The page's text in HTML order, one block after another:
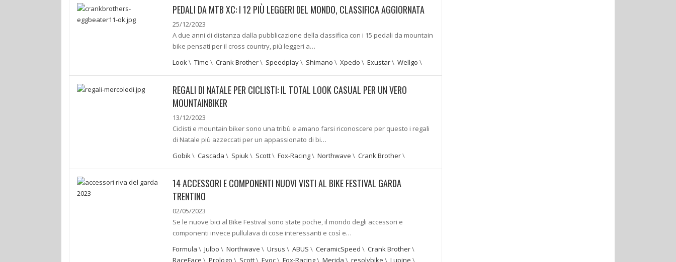
PEDALI DA MTB XC: I 12 PIÙ LEGGERI DEL MONDO, CLASSIFICA AGGIORNATA
25/12/2023
A due anni di distanza dalla pubblicazione della classifica con i 15 pedali da mountain
bike pensati per il cross country, più leggeri a…
Look \ Time \ Crank Brother\ Speedplay\ Shimano \ Xpedo \ Exustar\ Wellgo \
REGALI DI NATALE PER CICLISTI: IL TOTAL LOOK CASUAL PER UN VERO
MOUNTAINBIKER
13/12/2023
Ciclisti e mountain biker sono una tribù e amano farsi riconoscere per questo i regali
di Natale più azzeccati per un appassionato di bi…
Gobik \ Cascada \ Spiuk \ Scott\ Fox-Racing\ Northwave \ Crank Brother\
14 ACCESSORI E COMPONENTI NUOVI VISTI AL BIKE FESTIVAL GARDA
TRENTINO
02/05/2023
Se le nuove bici al Bike Festival sono state poche, il mondo degli accessori e
componenti invece pullulava di cose interessanti e così e…
Formula \ Julbo \ Northwave \ Ursus \ ABUS \ CeramicSpeed \ Crank Brother\
RaceFace \ Prologo \ Scott\ Evoc\ Fox-Racing\ Merida \ resolvbike \ Lupine \